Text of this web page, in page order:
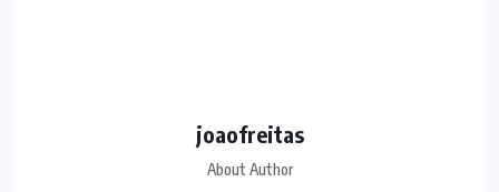
joaofreitas
About Author